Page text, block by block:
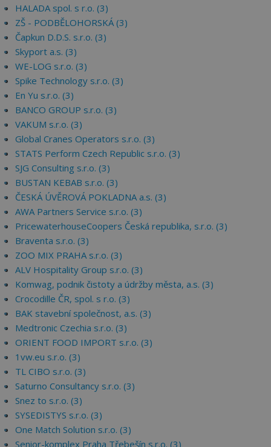
HALADA spol. s r.o. (3)
ZŠ - PODBĚLOHORSKÁ (3)
Čapkun D.D.S. s.r.o. (3)
Skyport a.s. (3)
WE-LOG s.r.o. (3)
Spike Technology s.r.o. (3)
En Yu s.r.o. (3)
BANCO GROUP s.r.o. (3)
VAKUM s.r.o. (3)
Global Cranes Operators s.r.o. (3)
STATS Perform Czech Republic s.r.o. (3)
SJG Consulting s.r.o. (3)
BUSTAN KEBAB s.r.o. (3)
ČESKÁ ÚVĚROVÁ POKLADNA a.s. (3)
AWA Partners Service s.r.o. (3)
PricewaterhouseCoopers Česká republika, s.r.o. (3)
Braventa s.r.o. (3)
ZOO MIX PRAHA s.r.o. (3)
ALV Hospitality Group s.r.o. (3)
Komwag, podnik čistoty a údržby města, a.s. (3)
Crocodille ČR, spol. s r.o. (3)
BAK stavební společnost, a.s. (3)
Medtronic Czechia s.r.o. (3)
ORIENT FOOD IMPORT s.r.o. (3)
1vw.eu s.r.o. (3)
TL CIBO s.r.o. (3)
Saturno Consultancy s.r.o. (3)
Snez to s.r.o. (3)
SYSEDISTYS s.r.o. (3)
One Match Solution s.r.o. (3)
Senior-komplex Praha Třebešín s.r.o. (3)